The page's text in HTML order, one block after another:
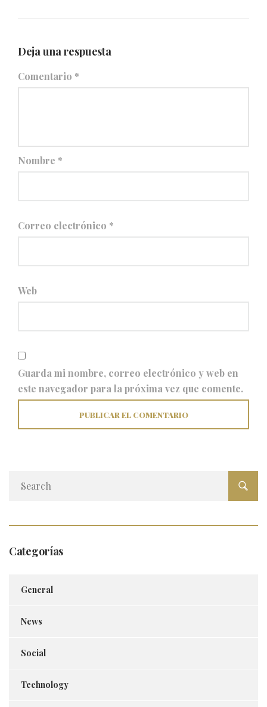
Deja una respuesta
Comentario *
Nombre *
Correo electrónico *
Web
Guarda mi nombre, correo electrónico y web en
este navegador para la próxima vez que comente.
Categorías
General
News
Social
Technology